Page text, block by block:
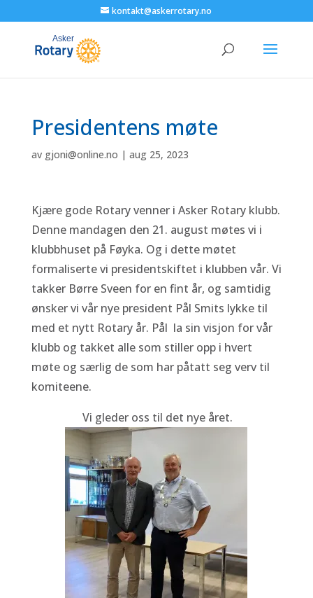
kontakt@askerrotary.no
Presidentens møte
av gjoni@online.no | aug 25, 2023
Kjære gode Rotary venner i Asker Rotary klubb.
Denne mandagen den 21. august møtes vi i
klubbhuset på Føyka. Og i dette møtet
formaliserte vi presidentskiftet i klubben vår. Vi
takker Børre Sveen for en fint år, og samtidig
ønsker vi vår nye president Pål Smits lykke til
med et nytt Rotary år. Pål la sin visjon for vår
klubb og takket alle som stiller opp i hvert
møte og særlig de som har påtatt seg verv til
komiteene.
Vi gleder oss til det nye året.